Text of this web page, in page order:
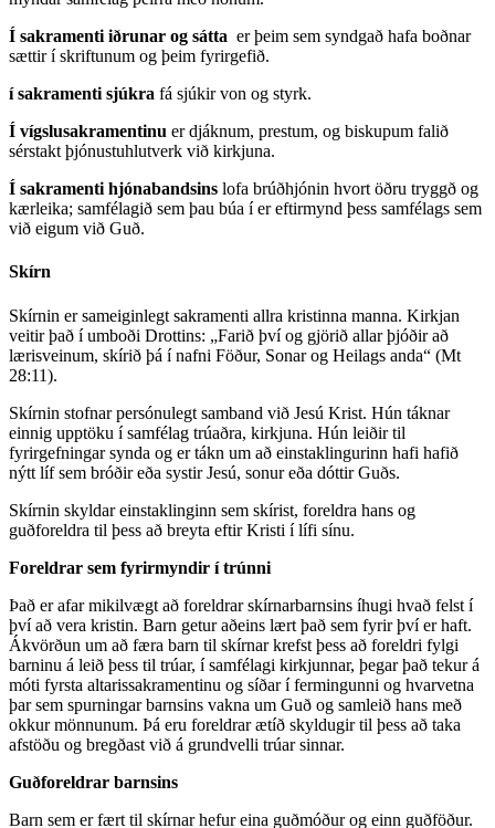
Í sakramenti iðrunar og sátta er þeim sem syndgað hafa boðnar
sættir í skriftunum og þeim fyrirgefið.
í sakramenti sjúkra fá sjúkir von og styrk.
Í vígslusakramentinu er djáknum, prestum, og biskupum falið
sérstakt þjónustuhlutverk við kirkjuna.
Í sakramenti hjónabandsins lofa brúðhjónin hvort öðru tryggð og
kærleika; samfélagið sem þau búa í er eftirmynd þess samfélags sem
við eigum við Guð.
Skírn
Skírnin er sameiginlegt sakramenti allra kristinna manna. Kirkjan
veitir það í umboði Drottins: „Farið því og gjörið allar þjóðir að
lærisveinum, skírið þá í nafni Föður, Sonar og Heilags anda“ (Mt
28:11).
Skírnin stofnar persónulegt samband við Jesú Krist. Hún táknar
einnig upptöku í samfélag trúaðra, kirkjuna. Hún leiðir til
fyrirgefningar synda og er tákn um að einstaklingurinn hafi hafið
nýtt líf sem bróðir eða systir Jesú, sonur eða dóttir Guðs.
Skírnin skyldar einstaklinginn sem skírist, foreldra hans og
guðforeldra til þess að breyta eftir Kristi í lífi sínu.
Foreldrar sem fyrirmyndir í trúnni
Það er afar mikilvægt að foreldrar skírnarbarnsins íhugi hvað felst í
því að vera kristin. Barn getur aðeins lært það sem fyrir því er haft.
Ákvörðun um að færa barn til skírnar krefst þess að foreldri fylgi
barninu á leið þess til trúar, í samfélagi kirkjunnar, þegar það tekur á
móti fyrsta altarissakramentinu og síðar í fermingunni og hvarvetna
þar sem spurningar barnsins vakna um Guð og samleið hans með
okkur mönnunum. Þá eru foreldrar ætíð skyldugir til þess að taka
afstöðu og bregðast við á grundvelli trúar sinnar.
Guðforeldrar barnsins
Barn sem er fært til skírnar hefur eina guðmóður og einn guðföður.